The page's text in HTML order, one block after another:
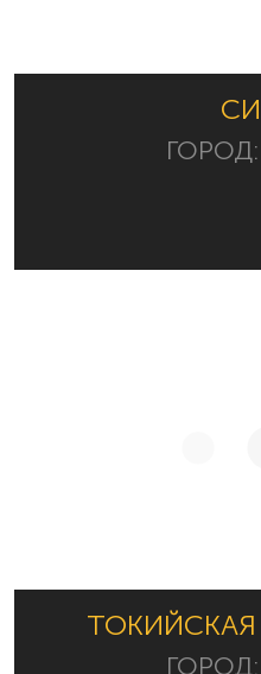
ГОРОД:
ГОРОД: